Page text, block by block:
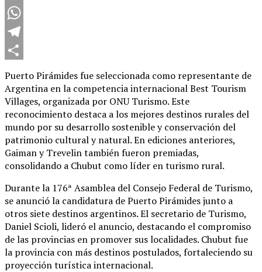
Twitter
WhatsApp
Telegram
Puerto Pirámides fue seleccionada como representante de
Argentina en la competencia internacional Best Tourism
Villages, organizada por ONU Turismo. Este
reconocimiento destaca a los mejores destinos rurales del
mundo por su desarrollo sostenible y conservación del
patrimonio cultural y natural. En ediciones anteriores,
Gaiman y Trevelin también fueron premiadas,
consolidando a Chubut como líder en turismo rural.
Durante la 176ª Asamblea del Consejo Federal de Turismo,
se anunció la candidatura de Puerto Pirámides junto a
otros siete destinos argentinos. El secretario de Turismo,
Daniel Scioli, lideró el anuncio, destacando el compromiso
de las provincias en promover sus localidades. Chubut fue
la provincia con más destinos postulados, fortaleciendo su
proyección turística internacional.